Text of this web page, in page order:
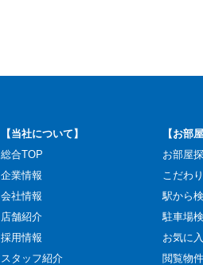
【当社について】
総合TOP
企業情報
会社情報
店舗紹介
採用情報
スタッフ紹介
【お部
お部屋
こだわ
駅から
駐車場
お気に
閲覧物